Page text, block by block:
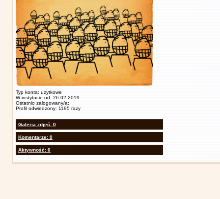
Typ konta: użytkowe
W instytucie od: 26.02.2019
Ostatnio zalogowany/a:
Profil odwiedzony: 1195 razy
Galeria zdjęć: 0
Komentarze: 0
Aktywność: 0